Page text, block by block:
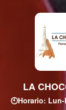
LA
🕙Horario: